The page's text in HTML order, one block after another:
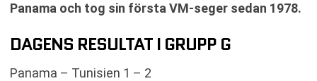
Panama och tog sin första VM-seger sedan 1978.
DAGENS RESULTAT I GRUPP G
Panama – Tunisien 1 – 2